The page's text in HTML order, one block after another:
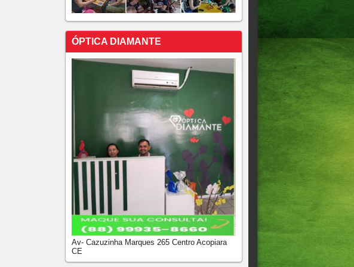
ÓPTICA DIAMANTE
Av- Cazuzinha Marques 265 Centro Acopiara
CE